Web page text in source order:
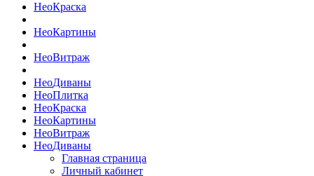
НеоКраска
НеоКартины
НеоВитраж
НеоДиваны
НеоПлитка
НеоКраска
НеоКартины
НеоВитраж
НеоДиваны
Главная страница
Личный кабинет